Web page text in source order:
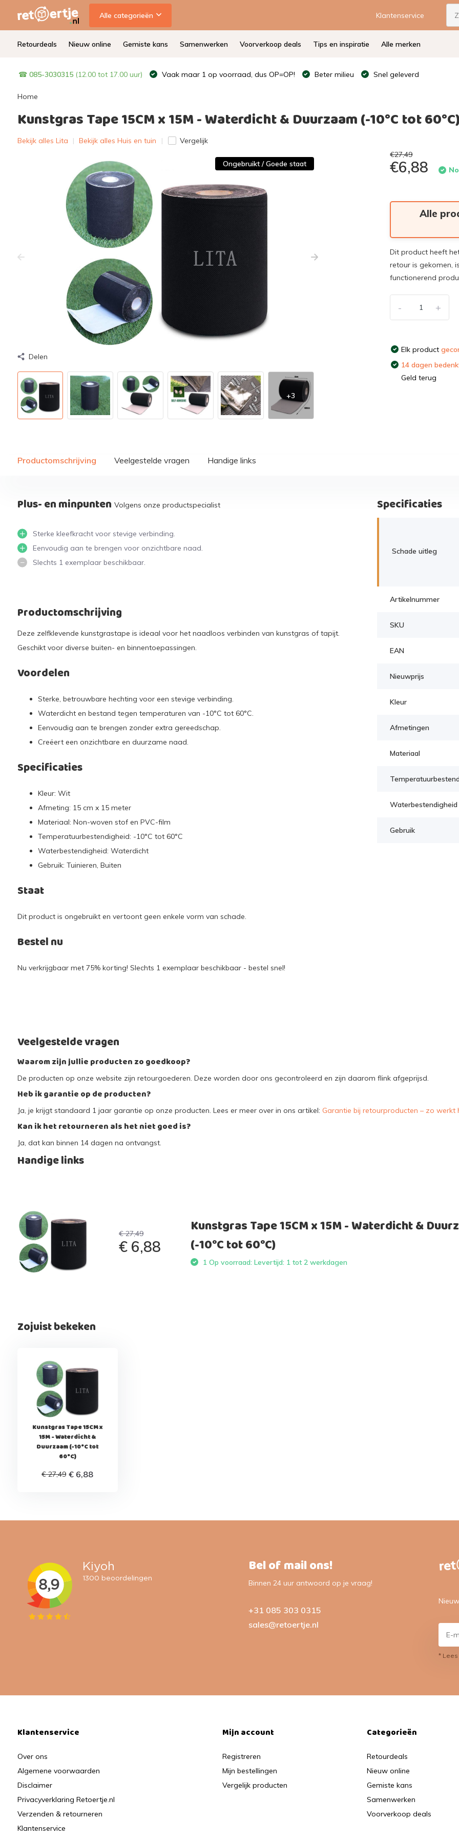
Alle categorieën Klantenservice
Retourdeals Nieuw online Gemiste kans Samenwerken Voorverkoop deals Tips en inspiratie Alle merken
☎ 085-3030315 (12.00 tot 17.00 uur) Vaak maar 1 op voorraad, dus OP=OP! Beter milieu Snel geleverd
Home
Kunstgras Tape 15CM x 15M - Waterdicht & Duurzaam (-10°C tot
Bekijk alles Lita | Bekijk alles Huis en tuin Vergelijk
Ongebruikt / Goede staat
Delen
+3
€27,49
€6,88
Alle
Dit product heeft
retour is gekomen,
functionerend
+
-
Elk product
14 dagen
Geld terug
Productomschrijving Veelgestelde vragen Handige links
Plus- en minpunten Volgens onze productspecialist
Sterke kleefkracht voor stevige verbinding.
Eenvoudig aan te brengen voor onzichtbare naad.
Slechts 1 exemplaar beschikbaar.
Productomschrijving
Deze zelfklevende kunstgrastape is ideaal voor het naadloos verbinden van kunstgras of tapijt.
Geschikt voor diverse buiten- en binnentoepassingen.
Voordelen
Sterke, betrouwbare hechting voor een stevige verbinding.
Waterdicht en bestand tegen temperaturen van -10°C tot 60°C.
Eenvoudig aan te brengen zonder extra gereedschap.
Creëert een onzichtbare en duurzame naad.
Specificaties
Kleur: Wit
Afmeting: 15 cm x 15 meter
Materiaal: Non-woven stof en PVC-film
Temperatuurbestendigheid: -10°C tot 60°C
Waterbestendigheid: Waterdicht
Gebruik: Tuinieren, Buiten
Staat
Dit product is ongebruikt en vertoont geen enkele vorm van schade.
Bestel nu
Nu verkrijgbaar met 75% korting! Slechts 1 exemplaar beschikbaar - bestel snel!
Specificaties
Schade uitleg
Artikelnummer
SKU
EAN
Nieuwprijs
Kleur
Afmetingen
Materiaal
Waterbestendigheid
Gebruik
Veelgestelde vragen
Waarom zijn jullie producten zo goedkoop?
De producten op onze website zijn retourgoederen. Deze worden door ons gecontroleerd en zijn daarom flink afgeprijsd.
Heb ik garantie op de producten?
Ja, je krijgt standaard 1 jaar garantie op onze producten. Lees er meer over in ons artikel: Garantie bij retourproducten – zo werkt
Kan ik het retourneren als het niet goed is?
Ja, dat kan binnen 14 dagen na ontvangst.
Handige links
€ 27,49
€ 6,88
Kunstgras Tape 15CM x 15M - Waterdicht &
(-10°C tot 60°C)
1 Op voorraad: Levertijd: 1 tot 2 werkdagen
Zojuist bekeken
Kunstgras Tape 15CM x
15M - Waterdicht &
Duurzaam (-10°C tot
60°C)
€ 27,49 € 6,88
Bel of mail ons!
Binnen 24 uur antwoord op je vraag!
+31 085 303 0315
sales@retoertje.nl
*
Klantenservice
Over ons
Algemene voorwaarden
Disclaimer
Privacyverklaring Retoertje.nl
Verzenden & retourneren
Klantenservice
Mijn account
Registreren
Mijn bestellingen
Vergelijk producten
Categorieën
Retourdeals
Nieuw online
Gemiste kans
Samenwerken
Voorverkoop deals